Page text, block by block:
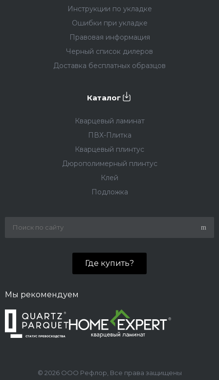
Инструкции по укладке
Ошибки при укладке
Правовая информация
Черный список дилеров
Доставка бесплатных образцов
Каталог
Кварцевый ламинат
ПВХ-Плитка
Кварцевый плинтус
Дюрополимерный плинтус
Клей
Подложка
Где купить?
Мы рекомендуем
© 2026 ООО Рефлор, Все права защищены